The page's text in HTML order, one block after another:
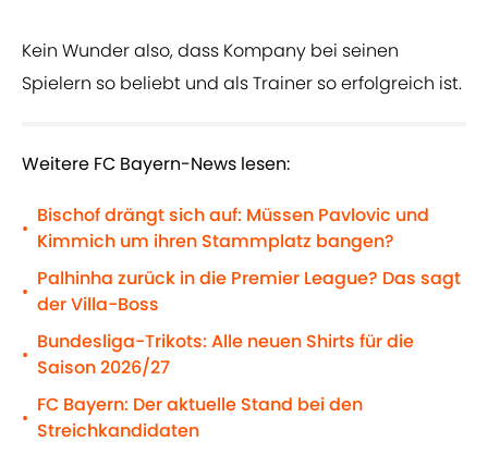
Kein Wunder also, dass Kompany bei seinen
Spielern so beliebt und als Trainer so erfolgreich ist.
Weitere FC Bayern-News lesen:
•
Bischof drängt sich auf: Müssen Pavlovic und
Kimmich um ihren Stammplatz bangen?
•
Palhinha zurück in die Premier League? Das sagt
der Villa-Boss
•
Bundesliga-Trikots: Alle neuen Shirts für die
Saison 2026/27
•
FC Bayern: Der aktuelle Stand bei den
Streichkandidaten